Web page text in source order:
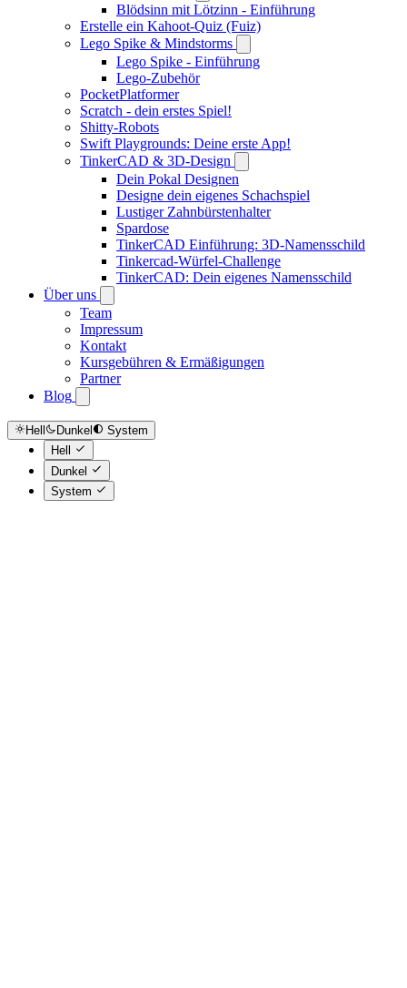
Blödsinn mit Lötzinn - Einführung
Erstelle ein Kahoot-Quiz (Fuiz)
Lego Spike & Mindstorms
Lego Spike - Einführung
Lego-Zubehör
PocketPlatformer
Scratch - dein erstes Spiel!
Shitty-Robots
Swift Playgrounds: Deine erste App!
TinkerCAD & 3D-Design
Dein Pokal Designen
Designe dein eigenes Schachspiel
Lustiger Zahnbürstenhalter
Spardose
TinkerCAD Einführung: 3D-Namensschild
Tinkercad-Würfel-Challenge
TinkerCAD: Dein eigenes Namensschild
Über uns
Team
Impressum
Kontakt
Kursgebühren & Ermäßigungen
Partner
Blog
Hell Dunkel
System
Hell
Dunkel
System